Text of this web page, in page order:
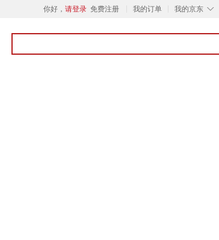
你好， 请登录 免费注册 我的订单 ◇
我的京东